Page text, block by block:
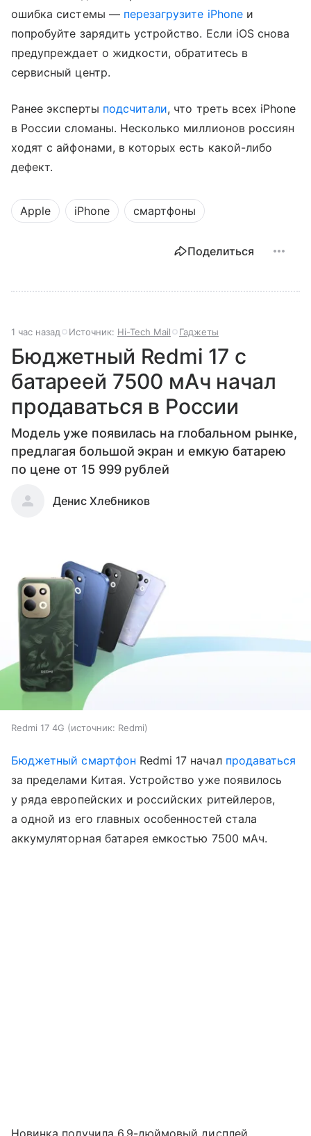
ошибка системы — перезагрузите iPhoneи
попробуйте зарядить устройство. Если iOS снова
предупреждает о жидкости, обратитесь в
сервисный центр.
Ранее эксперты подсчитали, что треть всех iPhone
в России сломаны. Несколько миллионов россиян
ходят с айфонами, в которых есть какой-либо
дефект.
Apple iPhone смартфоны
Поделиться
1 час назад Источник: Hi-Tech Mail Гаджеты
Бюджетный Redmi 17 с
батареей 7500 мАч начал
продаваться в России
Модель уже появилась на глобальном рынке,
предлагая большой экран и емкую батарею
по цене от 15 999 рублей
Денис Хлебников
Redmi 17 4G источник: Redmi
Бюджетный смартфон Redmi 17 начал продаваться
за пределами Китая. Устройство уже появилось
у ряда европейских и российских ритейлеров,
а одной из его главных особенностей стала
аккумуляторная батарея емкостью 7500 мАч.
Новинка получила 6,9-дюймовый дисплей